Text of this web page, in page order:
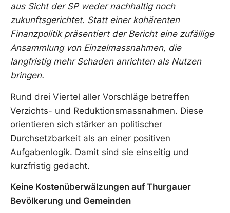
aus Sicht der SP weder nachhaltig noch
zukunftsgerichtet. Statt einer kohärenten
Finanzpolitik präsentiert der Bericht eine zufällige
Ansammlung von Einzelmassnahmen, die
langfristig mehr Schaden anrichten als Nutzen
bringen.
Rund drei Viertel aller Vorschläge betreffen
Verzichts- und Reduktionsmassnahmen. Diese
orientieren sich stärker an politischer
Durchsetzbarkeit als an einer positiven
Aufgabenlogik. Damit sind sie einseitig und
kurzfristig gedacht.
Keine Kostenüberwälzungen auf Thurgauer
Bevölkerung und Gemeinden